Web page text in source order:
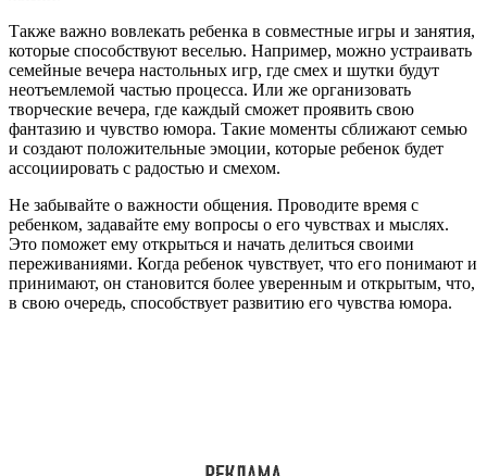
Также важно вовлекать ребенка в совместные игры и занятия,
которые способствуют веселью. Например, можно устраивать
семейные вечера настольных игр, где смех и шутки будут
неотъемлемой частью процесса. Или же организовать
творческие вечера, где каждый сможет проявить свою
фантазию и чувство юмора. Такие моменты сближают семью
и создают положительные эмоции, которые ребенок будет
ассоциировать с радостью и смехом.
Не забывайте о важности общения. Проводите время с
ребенком, задавайте ему вопросы о его чувствах и мыслях.
Это поможет ему открыться и начать делиться своими
переживаниями. Когда ребенок чувствует, что его понимают и
принимают, он становится более уверенным и открытым, что,
в свою очередь, способствует развитию его чувства юмора.